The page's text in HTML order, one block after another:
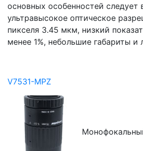
основных особенностей следует
ультравысокое оптическое
пикселя 3.45 мкм, низкий
менее 1%, небольшие габариты и
V7531-MPZ